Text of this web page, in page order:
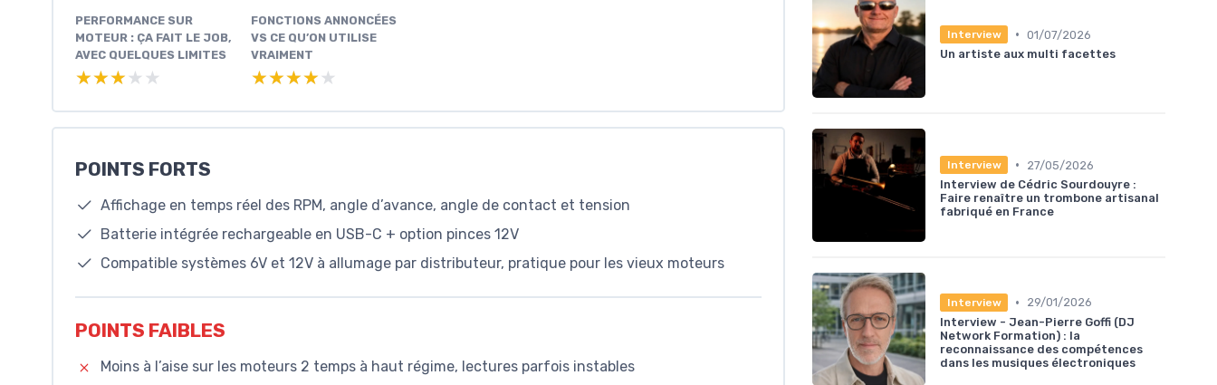
PERFORMANCE SUR
MOTEUR : ÇA FAIT LE JOB,
AVEC QUELQUES LIMITES
★★★★★
★★★★★
FONCTIONS ANNONCÉES
VS CE QU’ON UTILISE
VRAIMENT
★★★★★
★★★★★
POINTS FORTS
Affichage en temps réel des RPM, angle d’avance, angle de contact et tension
Batterie intégrée rechargeable en USB-C + option pinces 12V
Compatible systèmes 6V et 12V à allumage par distributeur, pratique pour les vieux moteurs
POINTS FAIBLES
Moins à l’aise sur les moteurs 2 temps à haut régime, lectures parfois instables
Interview • 01/07/2026
Un artiste aux multi facettes
Interview •
27/05/2026
Interview de Cédric Sourdouyre :
Faire renaître un trombone artisanal
fabriqué en France
Interview •
29/01/2026
Interview - Jean-Pierre Goffi (DJ
Network Formation) : la
reconnaissance des compétences
dans les musiques électroniques